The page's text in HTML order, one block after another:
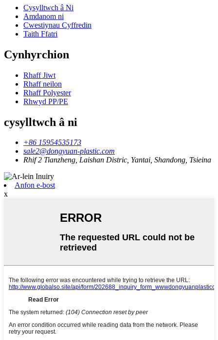
Cysylltwch â Ni
Amdanom ni
Cwestiynau Cyffredin
Taith Ffatri
Cynhyrchion
Rhaff Jiwt
Rhaff neilon
Rhaff Polyester
Rhwyd PP/PE
cysylltwch â ni
+86 15954535173
sale2@dongyuan-plastic.com
Rhif 2 Tianzheng, Laishan Distric, Yantai, Shandong, Tsieina
Anfon e-bost
x